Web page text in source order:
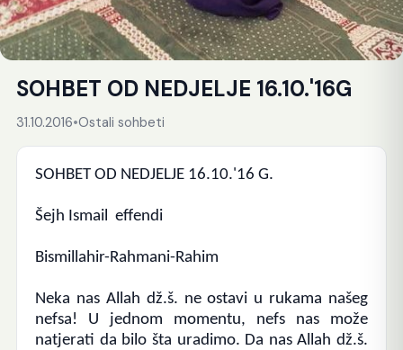
SOHBET OD NEDJELJE 16.10.'16G
31.10.2016•Ostali sohbeti
SOHBET OD NEDJELJE 16.10.'16 G.
Šejh Ismail effendi
Bismillahir-Rahmani-Rahim
Neka nas Allah dž.š. ne ostavi u rukama našeg
nefsa! U jednom momentu, nefs nas može
natjerati da bilo šta uradimo. Da nas Allah dž.š.